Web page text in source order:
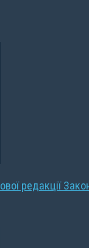
редакції